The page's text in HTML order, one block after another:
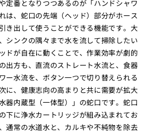
定番となりつつあるのが「ハンドシャワ
は、蛇口の先端（ヘッド）部分がホース
き出して使うことができる機能です。大
シンクの隅々まで水を流して掃除したい
ドが自在に動くことで、作業効率が劇的
出方も、直流のストレート水流と、食器
ー水流を、ボタン一つで切り替えられる
に、健康志向の高まりと共に需要が拡大
器内蔵型（一体型）」の蛇口です。蛇口
下に浄水カートリッジが組み込まれてお
通常の水道水と、カルキや不純物を除去